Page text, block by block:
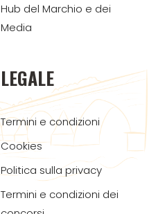
Hub del Marchio e dei
Media
LEGALE
Termini e condizioni
Cookies
Politica sulla privacy
Termini e condizioni dei